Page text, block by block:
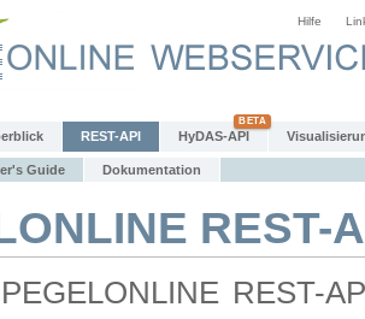
Hilfe
REST-API HyDAS-API
Guide Dokumentation
REST-
REST-